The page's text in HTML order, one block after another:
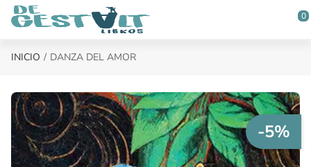
Saltar al contenido principal
0
INICIO DANZA DEL AMOR
-5%